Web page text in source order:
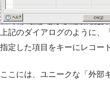
上記のダイアログのように、
指定した項目をキーにレコー
ここには、ユニークな「外部